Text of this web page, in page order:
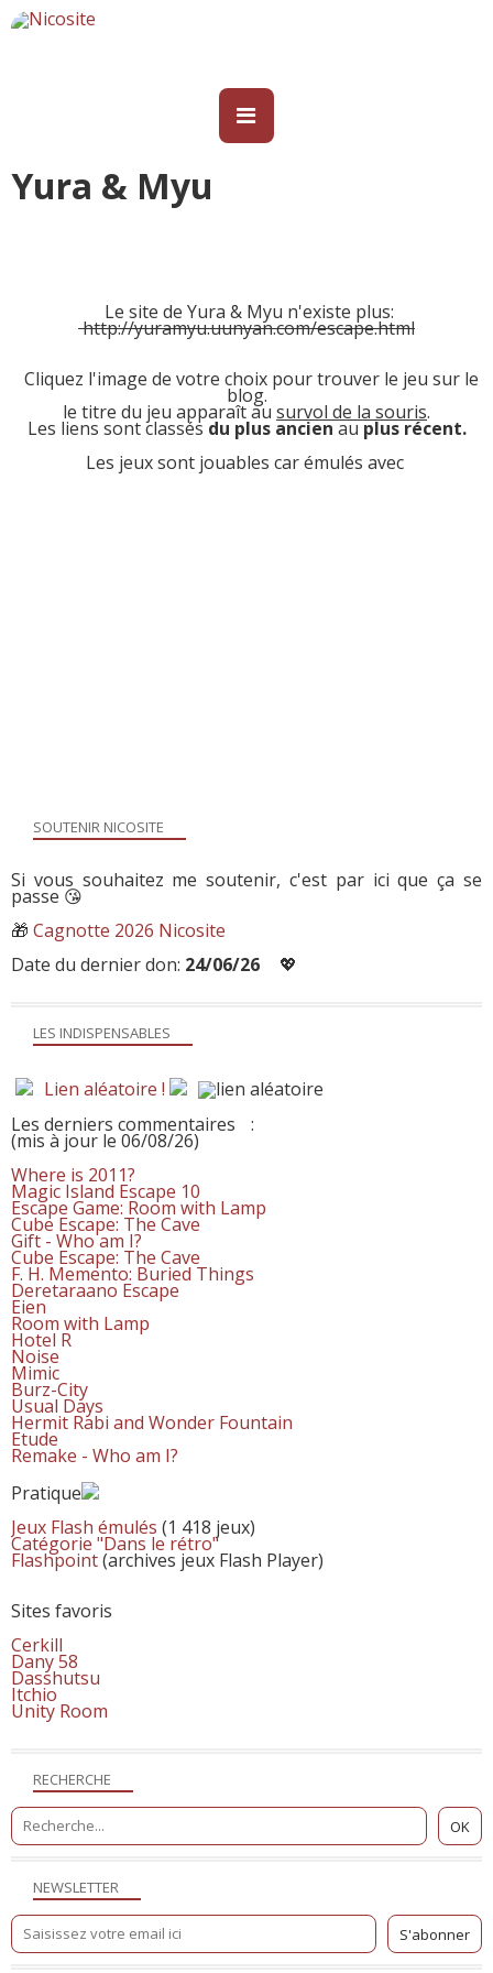
Yura & Myu
Le site de Yura & Myu n'existe plus:
http://yuramyu.uunyan.com/escape.html
Cliquez l'image de votre choix pour trouver le jeu sur le
blog.
le titre du jeu apparaît au survol de la souris.
Les liens sont classés du plus ancienauplus récent.
Les jeux sont jouables car émulés avec
NEWSLETTER
RECHERCHE
LES INDISPENSABLES
Lien aléatoire !
Les derniers commentaires
:
(mis à jour le 06/08/26)
Where is 2011?
Magic Island Escape 10
Escape Game: Room with Lamp
Cube Escape: The Cave
Gift - Who am I?
Cube Escape: The Cave
F. H. Memento: Buried Things
Deretaraano Escape
Eien
Room with Lamp
Hotel R
Noise
Mimic
Burz-City
Usual Days
Hermit Rabi and Wonder Fountain
Etude
Remake - Who am I?
Pratique
Jeux Flash émulés (1 418 jeux)
Catégorie "Dans le rétro"
Flashpoint(archives jeux Flash Player)
Sites favoris
Cerkill
Dany 58
Dasshutsu
Itchio
Unity Room
SOUTENIR NICOSITE
Si vous souhaitez me soutenir, c'est par ici que ça se
passe 😘
🎁 Cagnotte 2026 Nicosite
Date du dernier don: 24/06/26 💖